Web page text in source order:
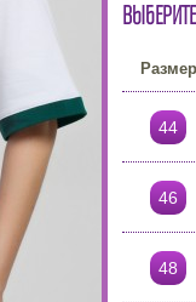
Размер
44
46
48